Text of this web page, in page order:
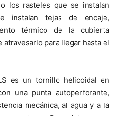
los rasteles que se instalan
instalan tejas de encaje,
térmico de la cubierta
atravesarlo para llegar hasta el
es un tornillo helicoidal en
una punta autoperforante,
mecánica, al agua y a la